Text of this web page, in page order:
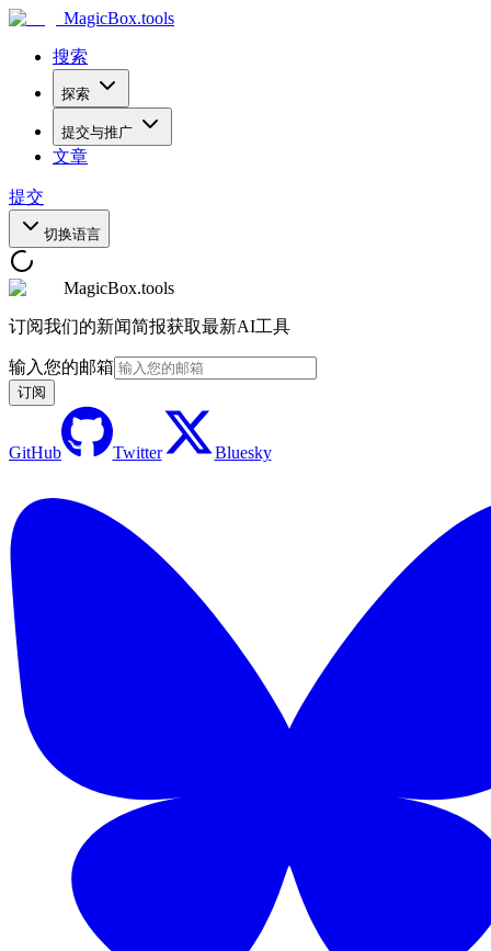
MagicBox.tools
搜索
探索
提交与推广
文章
提交
切换语言
MagicBox.tools
订阅我们的新闻简报获取最新AI工具
输入您的邮箱
订阅
GitHub Twitter Bluesky